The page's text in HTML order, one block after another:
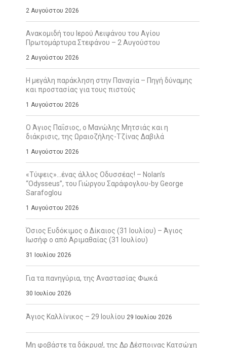
2 Αυγούστου 2026
Ανακομιδή του Ιερού Λειψάνου του Αγίου
Πρωτομάρτυρα Στεφάνου – 2 Αυγούστου
2 Αυγούστου 2026
Η μεγάλη παράκληση στην Παναγία – Πηγή δύναμης
και προστασίας για τους πιστούς
1 Αυγούστου 2026
Ο Άγιος Παΐσιος, ο Μανώλης Μητσιάς και η
διάκρισις, της Ωραιοζήλης-Τζίνας Δαβιλά
1 Αυγούστου 2026
«Τύψεις»…ένας άλλος Οδυσσέας! – Nolan’s
“Odysseus”, του Γιώργου Σαράφογλου-by George
Sarafoglou
1 Αυγούστου 2026
Όσιος Ευδόκιμος ο Δίκαιος (31 Ιουλίου) – Άγιος
Ιωσήφ ο από Αριμαθαίας (31 Ιουλίου)
31 Ιουλίου 2026
Για τα πανηγύρια, της Αναστασίας Φωκά
30 Ιουλίου 2026
Άγιος Καλλίνικος – 29 Ιουλίου 29 Ιουλίου 2026
Μη φοβάστε τα δάκρυα!, της Δρ Δέσποινας Κατσώχη